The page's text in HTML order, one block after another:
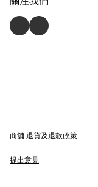
商舖 退貨及退款政策
提出意見